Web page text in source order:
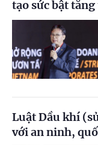
tạo sức bật
Luật Dầu khí
với an ninh,